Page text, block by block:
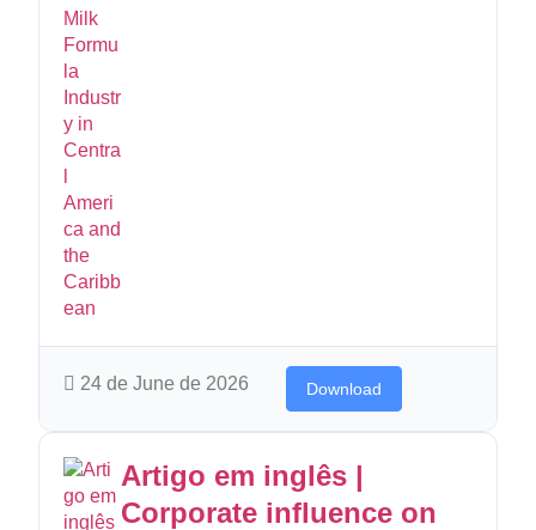
24 de June de 2026 Download
Artigo em inglês |
Corporate influence on